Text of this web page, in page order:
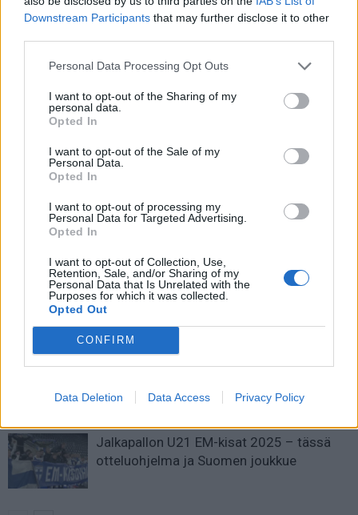
Downstream Participants that may further disclose it to other
Personal Data Processing Opt Outs
I want to opt-out of the Sharing of my
personal data.
Opted In
I want to opt-out of the Sale of my
Personal Data.
Opted In
I want to opt-out of processing my
Personal Data for Targeted Advertising.
Opted In
I want to opt-out of Collection, Use,
Retention, Sale, and/or Sharing of my
Personal Data that Is Unrelated with the
Purposes for which it was collected.
Opted Out
CONFIRM
Data Deletion Data Access Privacy Policy
Eric Maxim Choupo-Moting osui
kahdesti Bayern-debyytissään
Kylian Mbappén ympärillä
Suomen MM-karsintojen näkymät –
todellinen jalkapallokommentaattorin
analyysi
Suomi-Hollanti näkyy ilmaiseksi TV:stä –
Jalkapallon U21 EM-kisat 2025 – tässä
otteluohjelma ja Suomen joukkue